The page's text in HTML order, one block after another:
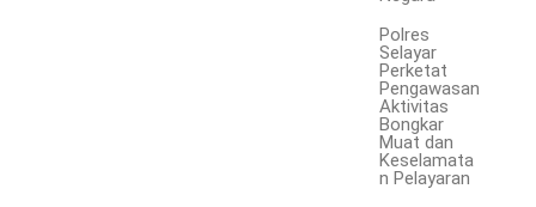
Polres
Selayar
Perketat
Pengawasan
Aktivitas
Bongkar
Muat dan
Keselamata
n Pelayaran